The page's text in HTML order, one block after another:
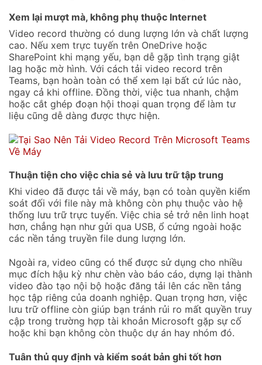
Xem lại mượt mà, không phụ thuộc Internet
Video record thường có dung lượng lớn và chất lượng
cao. Nếu xem trực tuyến trên OneDrive hoặc
SharePoint khi mạng yếu, bạn dễ gặp tình trạng giật
lag hoặc mờ hình. Với cách tải video record trên
Teams, bạn hoàn toàn có thể xem lại bất cứ lúc nào,
ngay cả khi offline. Đồng thời, việc tua nhanh, chậm
hoặc cắt ghép đoạn hội thoại quan trọng để làm tư
liệu cũng dễ dàng được thực hiện.
Thuận tiện cho việc chia sẻ và lưu trữ tập trung
Khi video đã được tải về máy, bạn có toàn quyền kiểm
soát đối với file này mà không còn phụ thuộc vào hệ
thống lưu trữ trực tuyến. Việc chia sẻ trở nên linh hoạt
hơn, chẳng hạn như gửi qua USB, ổ cứng ngoài hoặc
các nền tảng truyền file dung lượng lớn.
Ngoài ra, video cũng có thể được sử dụng cho nhiều
mục đích hậu kỳ như chèn vào báo cáo, dựng lại thành
video đào tạo nội bộ hoặc đăng tải lên các nền tảng
học tập riêng của doanh nghiệp. Quan trọng hơn, việc
lưu trữ offline còn giúp bạn tránh rủi ro mất quyền truy
cập trong trường hợp tài khoản Microsoft gặp sự cố
hoặc khi bạn không còn thuộc dự án hay nhóm đó.
Tuân thủ quy định và kiểm soát bản ghi tốt hơn